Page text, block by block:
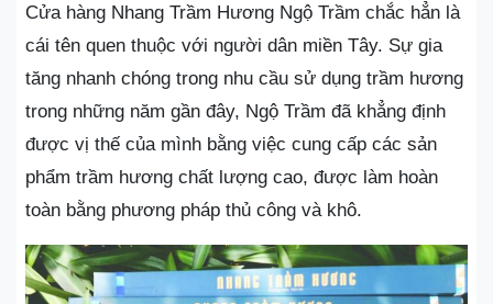
Cửa hàng Nhang Trầm Hương Ngộ Trầm chắc hẳn là
cái tên quen thuộc với người dân miền Tây. Sự gia
tăng nhanh chóng trong nhu cầu sử dụng trầm hương
trong những năm gần đây, Ngộ Trầm đã khẳng định
được vị thế của mình bằng việc cung cấp các sản
phẩm trầm hương chất lượng cao, được làm hoàn
toàn bằng phương pháp thủ công và khô.